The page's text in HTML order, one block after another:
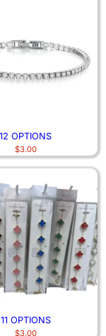
12 OPTIONS
$3.00
11 OPTIONS
$3.00